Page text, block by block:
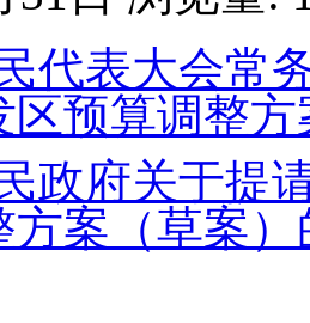
代表大会常
区预算调整
政府关于提
方案（草案